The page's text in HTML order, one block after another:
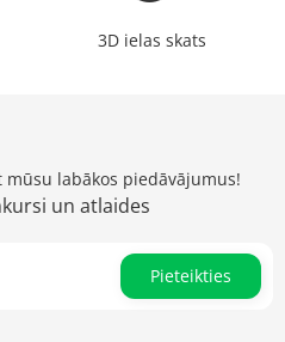
3D ielas skats
labākos piedāvājumus!
un atlaides
Pieteikties